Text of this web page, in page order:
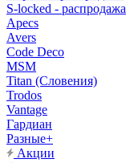
S-locked - распродажа
Apecs
Avers
Code Deco
MSM
Titan (Словения)
Trodos
Vantage
Гардиан
Разные+
Акции